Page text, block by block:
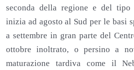
seconda della regione e del tipo
inizia ad agosto al Sud per le basi
a settembre in gran parte del
ottobre inoltrato, o persino a
maturazione tardiva come il